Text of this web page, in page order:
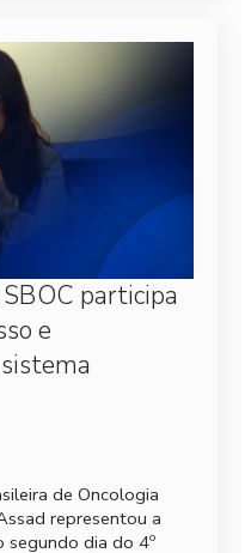
participa
e
de Oncologia
representou a
segundo dia do 4º